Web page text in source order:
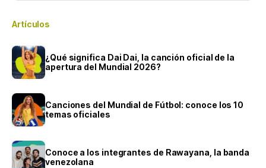
Artículos
¿Qué significa Dai Dai, la canción oficial de la
apertura del Mundial 2026?
Canciones del Mundial de Fútbol: conoce los 10
temas oficiales
Conoce a los integrantes de Rawayana, la banda
venezolana